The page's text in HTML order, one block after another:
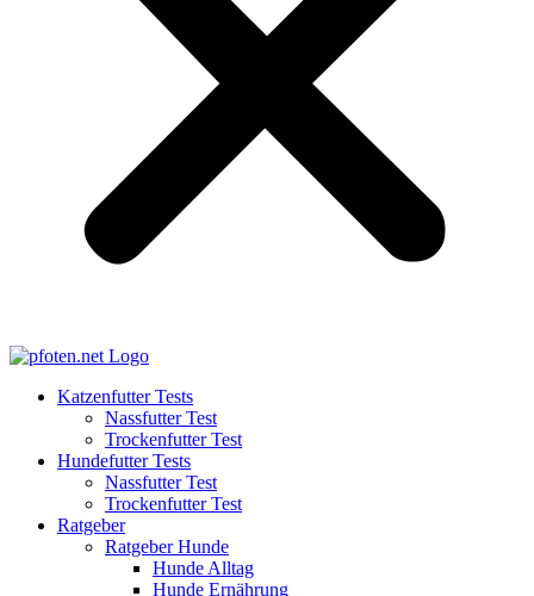
Katzenfutter Tests
Nassfutter Test
Trockenfutter Test
Hundefutter Tests
Nassfutter Test
Trockenfutter Test
Ratgeber
Ratgeber Hunde
Hunde Alltag
Hunde Ernährung